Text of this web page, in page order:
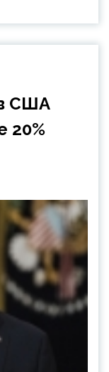
США
20%